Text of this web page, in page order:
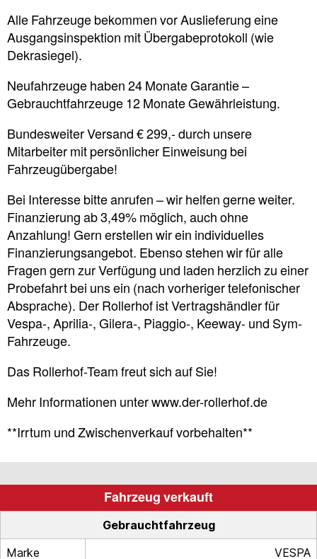
Alle Fahrzeuge bekommen vor Auslieferung eine
Ausgangsinspektion mit Übergabeprotokoll (wie
Dekrasiegel).
Neufahrzeuge haben 24 Monate Garantie –
Gebrauchtfahrzeuge 12 Monate Gewährleistung.
Bundesweiter Versand € 299,- durch unsere
Mitarbeiter mit persönlicher Einweisung bei
Fahrzeugübergabe!
Bei Interesse bitte anrufen – wir helfen gerne weiter.
Finanzierung ab 3,49% möglich, auch ohne
Anzahlung! Gern erstellen wir ein individuelles
Finanzierungsangebot. Ebenso stehen wir für alle
Fragen gern zur Verfügung und laden herzlich zu einer
Probefahrt bei uns ein (nach vorheriger telefonischer
Absprache). Der Rollerhof ist Vertragshändler für
Vespa-, Aprilia-, Gilera-, Piaggio-, Keeway- und Sym-
Fahrzeuge.
Das Rollerhof-Team freut sich auf Sie!
Mehr Informationen unter www.der-rollerhof.de
**Irrtum und Zwischenverkauf vorbehalten**
Fahrzeug verkauft
Gebrauchtfahrzeug
Marke
VESPA